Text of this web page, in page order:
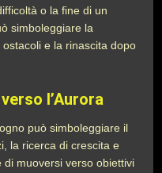
o la fine di un
simboleggiare la
e la rinascita dopo
l’Aurora
può simboleggiare il
la ricerca di crescita e
muoversi verso obiettivi